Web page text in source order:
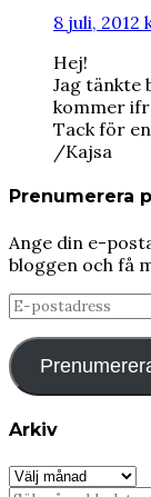
8 juli, 2012
Hej!
Jag tänkte
kommer
Tack för
/Kajsa
Prenumerera
Ange din e-
bloggen och få
E-
postadress
Arkiv
Arkiv